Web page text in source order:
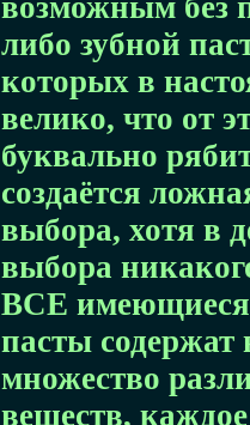
возможным без
либо зубной
которых в
велико, что от
буквально
создаётся
выбора, хотя в
выбора
ВСЕ имеющиеся
пасты содержат
множество
веществ,